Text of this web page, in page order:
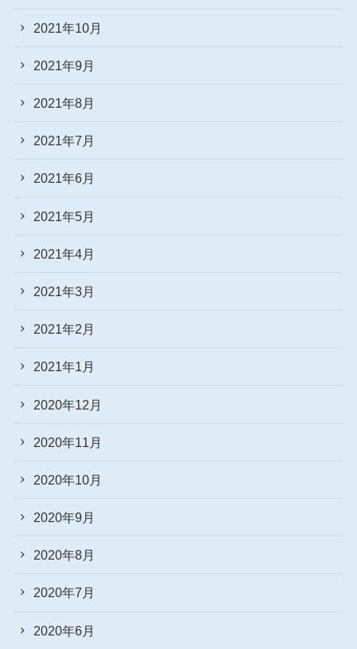
2021年10月
2021年9月
2021年8月
2021年7月
2021年6月
2021年5月
2021年4月
2021年3月
2021年2月
2021年1月
2020年12月
2020年11月
2020年10月
2020年9月
2020年8月
2020年7月
2020年6月